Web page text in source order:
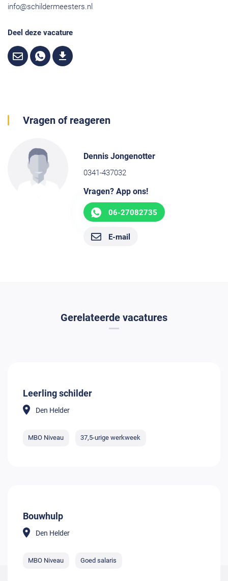
info@schildermeesters.nl
Deel deze vacature
Vragen of reageren
Dennis Jongenotter
0341-437032
Vragen? App ons!
06-27082735
E-mail
Gerelateerde vacatures
Leerling schilder
Den Helder
MBO Niveau 37,5-urige werkweek
Bouwhulp
Den Helder
MBO Niveau Goed salaris